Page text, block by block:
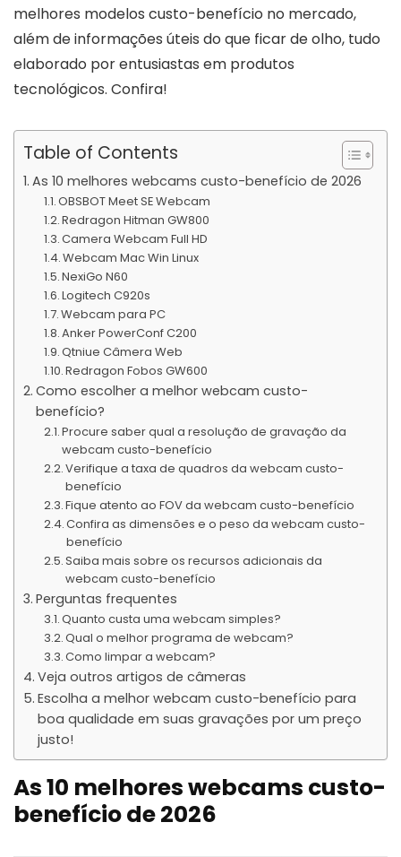
melhores modelos custo-benefício no mercado,
além de informações úteis do que ficar de olho, tudo
elaborado por entusiastas em produtos
tecnológicos. Confira!
Table of Contents
As 10 melhores webcams custo-benefício de 2026
OBSBOT Meet SE Webcam
Redragon Hitman GW800
Camera Webcam Full HD
Webcam Mac Win Linux
NexiGo N60
Logitech C920s
Webcam para PC
Anker PowerConf C200
Qtniue Câmera Web
Redragon Fobos GW600
Como escolher a melhor webcam custo-
benefício?
Procure saber qual a resolução de gravação da
webcam custo-benefício
Verifique a taxa de quadros da webcam custo-
benefício
Fique atento ao FOV da webcam custo-benefício
Confira as dimensões e o peso da webcam custo-
benefício
Saiba mais sobre os recursos adicionais da
webcam custo-benefício
Perguntas frequentes
Quanto custa uma webcam simples?
Qual o melhor programa de webcam?
Como limpar a webcam?
Veja outros artigos de câmeras
Escolha a melhor webcam custo-benefício para
boa qualidade em suas gravações por um preço
justo!
As 10 melhores webcams custo-
benefício de 2026